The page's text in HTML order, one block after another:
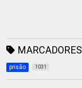
prisão 1031